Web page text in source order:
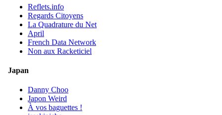
Reflets.info
Regards Citoyens
La Quadrature du Net
April
French Data Network
Non aux Racketiciel
Japan
Danny Choo
Japon Weird
À vos baguettes !